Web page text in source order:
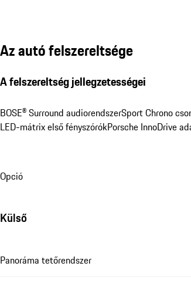
Az autó felszereltsége
A felszereltség jellegzetességei
BOSE® Surround audiorendszerSport Chrono
LED-mátrix első fényszórókPorsche InnoDrive
Opció
Külső
Panoráma tetőrendszer